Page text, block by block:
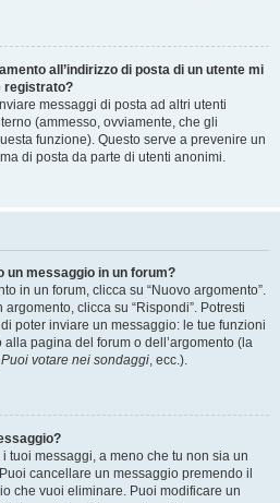
all’indirizzo di posta di un utente mi
registrato?
messaggi di posta ad altri utenti
(ammesso, ovviamente, che gli
funzione). Questo serve a prevenire un
di posta da parte di utenti anonimi.
un messaggio in un forum?
in un forum, clicca su “Nuovo argomento”.
clicca su “Rispondi”. Potresti
poter inviare un messaggio: le tue funzioni
pagina del forum o dell’argomento (la
Puoi votare nei sondaggi, ecc.).
tuoi messaggi, a meno che tu non sia un
cancellare un messaggio premendo il
che vuoi eliminare. Puoi modificare un